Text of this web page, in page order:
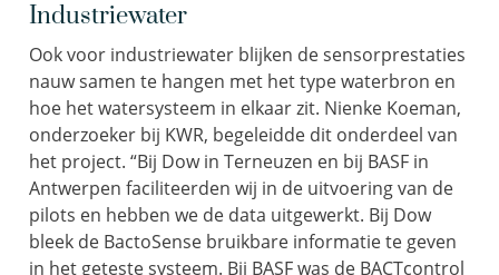
Industriewater
Ook voor industriewater blijken de sensorprestaties
nauw samen te hangen met het type waterbron en
hoe het watersysteem in elkaar zit. Nienke Koeman,
onderzoeker bij KWR, begeleidde dit onderdeel van
het project. “Bij Dow in Terneuzen en bij BASF in
Antwerpen faciliteerden wij in de uitvoering van de
pilots en hebben we de data uitgewerkt. Bij Dow
bleek de BactoSense bruikbare informatie te geven
in het geteste systeem. Bij BASF was de BACTcontrol